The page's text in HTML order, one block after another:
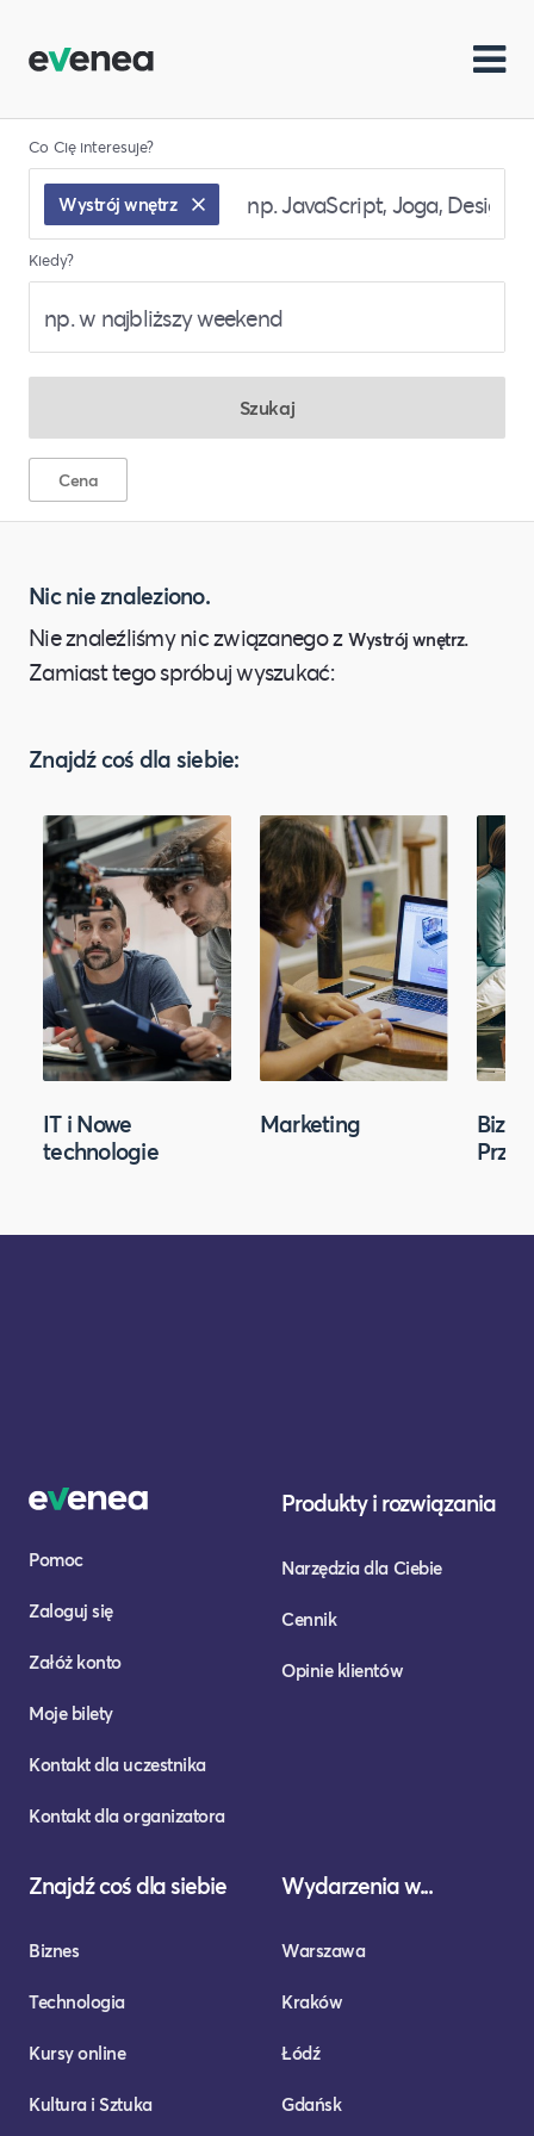
Co Cię interesuje?
Wystrój wnętrz
Kiedy?
Szukaj
Cena
Nic nie znaleziono.
Nie znaleźliśmy nic związanego z Wystrój wnętrz.
Zamiast tego spróbuj wyszukać:
Znajdź coś dla siebie:
IT i Nowe
technologie
Marketing
Pomoc
Zaloguj się
Załóż konto
Moje bilety
Kontakt dla uczestnika
Kontakt dla organizatora
Produkty i rozwiązania
Narzędzia dla Ciebie
Cennik
Opinie klientów
Znajdź coś dla siebie
Biznes
Technologia
Kursy online
Kultura i Sztuka
Wydarzenia w...
Warszawa
Kraków
Łódź
Gdańsk